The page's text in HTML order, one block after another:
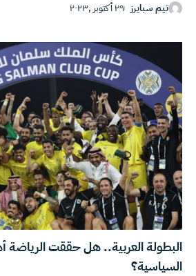
تيم سبايرز ٢٩ أكتوبر ,٢٠٢٣
البطولة العربية.. هل حققت الرياضة
السياسية؟